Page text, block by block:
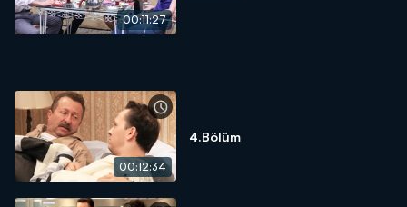
00:11:27
00:12:34
4.Bölüm